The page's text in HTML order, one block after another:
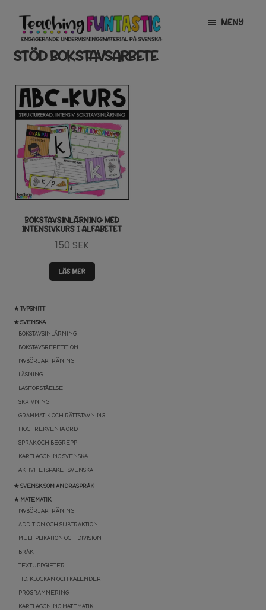
Hoppa
till
navigering
Gå
till
innehåll
MENY
INFO
EXPANDERA
MITT KONTO
GRATISMATERIAL
BUTIK
LICENSER
STÖD BOKSTAVSARBETE
★ TYPSNITT
★ SVENSKA
BOKSTAVSINLÄRNING
BOKSTAVSREPETITION
NYBÖRJARTRÄNING
LÄSNING
LÄSFÖRSTÅELSE
SKRIVNING
GRAMMATIK OCH RÄTTSTAVNING
HÖGFREKVENTA ORD
SPRÅK OCH BEGREPP
KARTLÄGGNING SVENSKA
AKTIVITETSPAKET SVENSKA
★ SVENSK SOM ANDRASPRÅK
★ MATEMATIK
NYBÖRJARTRÄNING
ADDITION OCH SUBTRAKTION
MULTIPLIKATION OCH DIVISION
BRÅK
TEXTUPPGIFTER
TID: KLOCKAN OCH KALENDER
PROGRAMMERING
KARTLÄGGNING MATEMATIK
BOKSTAVSINLÄRNING MED
INTENSIVKURS I ALFABETET
150 SEK
LÄS MER